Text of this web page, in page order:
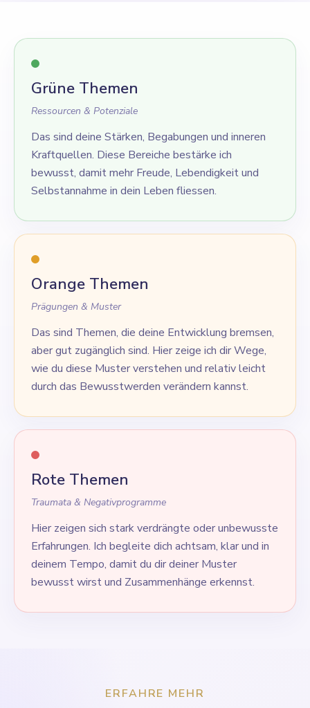
Grüne Themen
Ressourcen & Potenziale
Das sind deine Stärken, Begabungen und inneren
Kraftquellen. Diese Bereiche bestärke ich
bewusst, damit mehr Freude, Lebendigkeit und
Selbstannahme in dein Leben fliessen.
Orange Themen
Prägungen & Muster
Das sind Themen, die deine Entwicklung bremsen,
aber gut zugänglich sind. Hier zeige ich dir Wege,
wie du diese Muster verstehen und relativ leicht
durch das Bewusstwerden verändern kannst.
Rote Themen
Traumata & Negativprogramme
Hier zeigen sich stark verdrängte oder unbewusste
Erfahrungen. Ich begleite dich achtsam, klar und in
deinem Tempo, damit du dir deiner Muster
bewusst wirst und Zusammenhänge erkennst.
ERFAHRE MEHR